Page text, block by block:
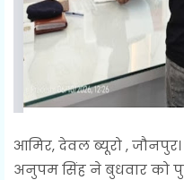
आमिर, देवल ब्यूरो ,
अनुपम सिंह ने बुधवार को